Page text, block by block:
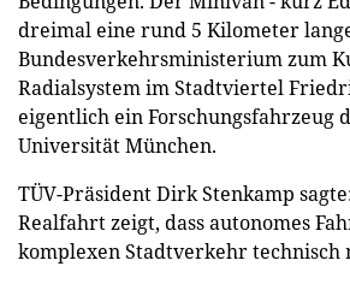
dreimal eine rund 5 Kilometer
Bundesverkehrsministerium zum
Radialsystem im Stadtviertel
eigentlich ein Forschungsfahrzeug
Universität München.
TÜV-Präsident Dirk Stenkamp
Realfahrt zeigt, dass autonomes
komplexen Stadtverkehr technisch